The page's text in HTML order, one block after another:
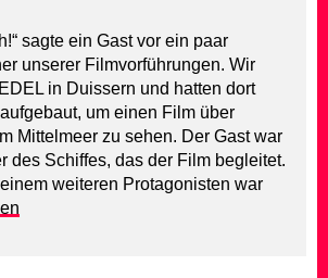
sagte ein Gast vor ein paar
unserer Filmvorführungen. Wir
in Duissern und hatten dort
um einen Film über
Mittelmeer zu sehen. Der Gast war
des Schiffes, das der Film begleitet.
weiteren Protagonisten war